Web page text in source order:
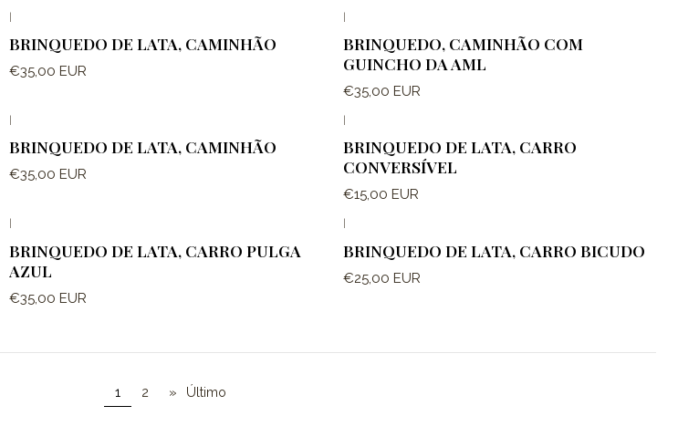
|
BRINQUEDO DE LATA, CAMINHÃO
€35,00 EUR
|
BRINQUEDO, CAMINHÃO COM
GUINCHO DA AML
€35,00 EUR
BRINQUEDO DE LATA, CAMINHÃO
€35,00 EUR
BRINQUEDO DE LATA, CARRO
CONVERSÍVEL
€15,00 EUR
BRINQUEDO DE LATA, CARRO PULGA
AZUL
€35,00 EUR
BRINQUEDO DE LATA, CARRO BICUDO
€25,00 EUR
1 2 » Último